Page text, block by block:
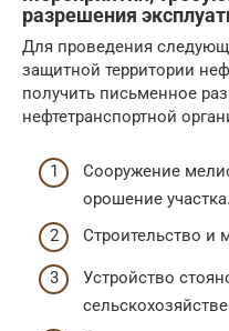
разрешения
Для проведения
защитной территории
получить письменное
нефтетранспортной
Сооружение
орошение участка.
Строительство и
Устройство